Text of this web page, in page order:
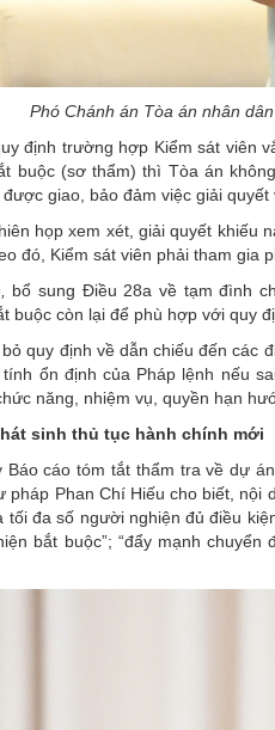
Phó Chánh án Tòa án nhân
định trường hợp Kiểm sát viên
buộc (sơ thẩm) thì Tòa án
được giao, bảo đảm việc giải
họp xem xét, giải quyết khiếu
đó, Kiểm sát viên phải tham gia
bổ sung Điều 28a về tạm đình
buộc còn lại để phù hợp với quy
bỏ quy định về dẫn chiếu đến các
tính ổn định của Pháp lệnh nếu
năng, nhiệm vụ, quyền hạn
sinh thủ tục hành chính mới
Báo cáo tóm tắt thẩm tra về dự
pháp Phan Chí Hiếu cho biết,
tối đa số người nghiện đủ điều
bắt buộc”; “đẩy mạnh